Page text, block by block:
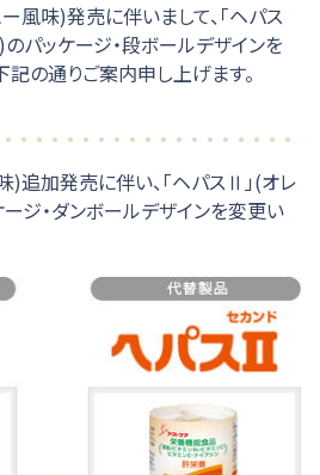
風味)発売に伴いまして、「ヘパス
パッケージ・段ボールデザインを
記の通りご案内申し上げます。
)追加発売に伴い、「ヘパスⅡ」(オレ
ジ・ダンボールデザインを変更い